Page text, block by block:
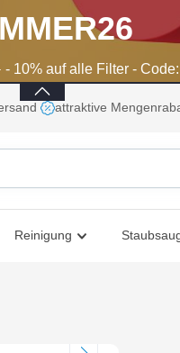
10% auf alle Filter -
attraktive
Reinigung